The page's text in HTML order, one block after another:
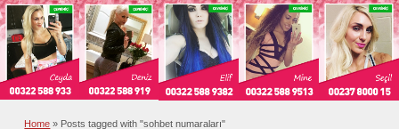
Home » Posts tagged with "sohbet numaraları"